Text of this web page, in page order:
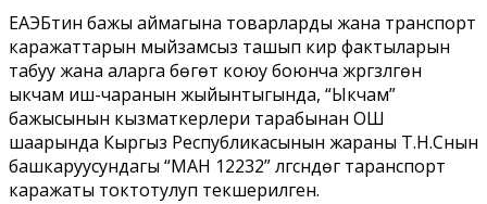
ЕАЭБтин бажы аймагына товарларды жана транспорт
каражаттарын мыйзамсыз ташып кирүү фактыларын
табуу жана аларга бөгөт коюу боюнча жүргүзүлгөн
ыкчам иш-чаранын жыйынтыгында, “Ыкчам”
бажысынын кызматкерлери тарабынан ОШ
шаарында Кыргыз Республикасынын жараны Т.Н.Снын
башкаруусундагы “МАН 12232” үлгүсүндөгү таранспорт
каражаты токтотулуп текшерилген.